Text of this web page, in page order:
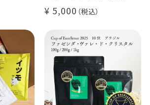
）
プロ
コーヒ
ル便
クラッシュド デカフェ ゼリ
ー 1本
デカフェ オレベース【無
糖】1本
デカフェ アイスコーヒー 1
5,000